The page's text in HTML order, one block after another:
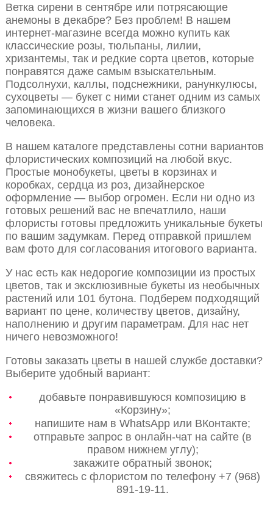
Ветка сирени в сентябре или потрясающие
анемоны в декабре? Без проблем! В нашем
интернет-магазине всегда можно купить как
классические розы, тюльпаны, лилии,
хризантемы, так и редкие сорта цветов, которые
понравятся даже самым взыскательным.
Подсолнухи, каллы, подснежники, ранункулюсы,
сухоцветы — букет с ними станет одним из самых
запоминающихся в жизни вашего близкого
человека.
В нашем каталоге представлены сотни вариантов
флористических композиций на любой вкус.
Простые монобукеты, цветы в корзинах и
коробках, сердца из роз, дизайнерское
оформление — выбор огромен. Если ни одно из
готовых решений вас не впечатлило, наши
флористы готовы предложить уникальные букеты
по вашим задумкам. Перед отправкой пришлем
вам фото для согласования итогового варианта.
У нас есть как недорогие композиции из простых
цветов, так и эксклюзивные букеты из необычных
растений или 101 бутона. Подберем подходящий
вариант по цене, количеству цветов, дизайну,
наполнению и другим параметрам. Для нас нет
ничего невозможного!
Готовы заказать цветы в нашей службе доставки?
Выберите удобный вариант:
добавьте понравившуюся композицию в
«Корзину»;
напишите нам в WhatsApp или ВКонтакте;
отправьте запрос в онлайн-чат на сайте (в
правом нижнем углу);
закажите обратный звонок;
свяжитесь с флористом по телефону +7 (968)
891-19-11.